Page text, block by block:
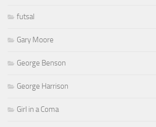
futsal
Gary Moore
George Benson
George Harrison
Girl in a Coma